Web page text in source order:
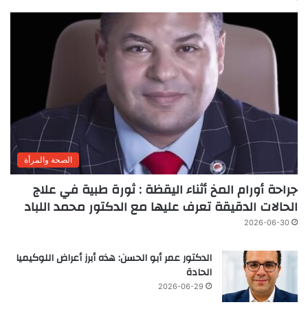
الصحة والمرأة
جراحة أورام المخ أثناء اليقظة : ثورة طبية في علاج
الحالات الدقيقة تعرف عليها مع الدكتور محمد اللباد
2026-06-30
الدكتور عمر أبو الحسن: هذه أبرز أعراض اللوكيميا
الحادة
2026-06-29